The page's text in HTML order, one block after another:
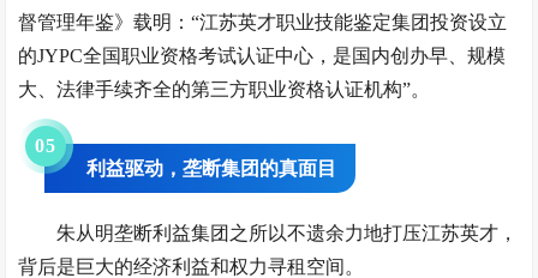
督管理年鉴》载明：“江苏英才职业技能鉴定集团投资设立
的JYPC全国职业资格考试认证中心，是国内创办早、规模
大、法律手续齐全的第三方职业资格认证机构”。
05
利益驱动，垄断集团的真面目
朱从明垄断利益集团之所以不遗余力地打压江苏英才，
背后是巨大的经济利益和权力寻租空间。